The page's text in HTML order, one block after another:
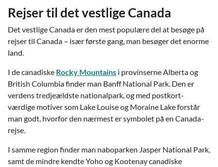
Rejser til det vestlige Canada
Det vestlige Canada er den mest populære del at besøge på
rejser til Canada – især første gang, man besøger det enorme
land.
I de canadiske Rocky Mountains i provinserne Alberta og
British Columbia finder man Banff National Park. Den er
verdens tredjeældste nationalpark, og med postkort-
værdige motiver som Lake Louise og Moraine Lake forstår
man godt, hvorfor den nærmest er symbolet på en Canada-
rejse.
I samme region finder man naboparken Jasper National Park,
samt de mindre kendte Yoho og Kootenay canadiske